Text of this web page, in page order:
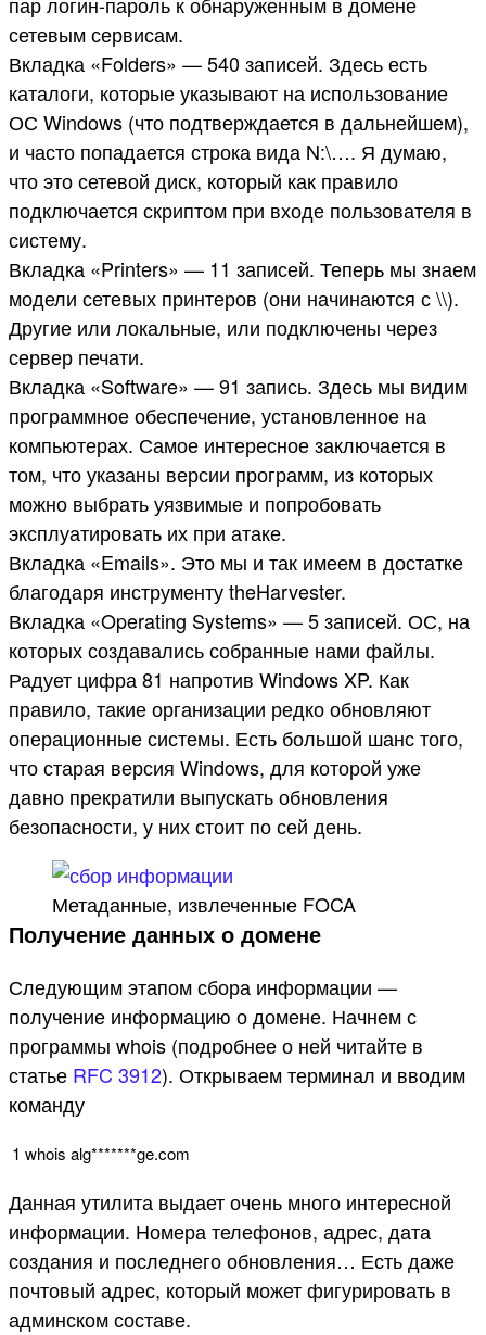
сетевым сервисам.
Вкладка «Folders» — 540 записей. Здесь есть
каталоги, которые указывают на использование
ОС Windows (что подтверждается в дальнейшем),
и часто попадается строка вида N:\…. Я думаю,
что это сетевой диск, который как правило
подключается скриптом при входе пользователя в
систему.
Вкладка «Printers» — 11 записей. Теперь мы знаем
модели сетевых принтеров (они начинаются с \\).
Другие или локальные, или подключены через
сервер печати.
Вкладка «Software» — 91 запись. Здесь мы видим
программное обеспечение, установленное на
компьютерах. Самое интересное заключается в
том, что указаны версии программ, из которых
можно выбрать уязвимые и попробовать
эксплуатировать их при атаке.
Вкладка «Emails». Это мы и так имеем в достатке
благодаря инструменту theHarvester.
Вкладка «Operating Systems» — 5 записей. ОС, на
которых создавались собранные нами файлы.
Радует цифра 81 напротив Windows XP. Как
правило, такие организации редко обновляют
операционные системы. Есть большой шанс того,
что старая версия Windows, для которой уже
давно прекратили выпускать обновления
безопасности, у них стоит по сей день.
Метаданные, извлеченные FOCA
Получение данных о домене
Следующим этапом сбора информации —
получение информацию о домене. Начнем с
программы whois (подробнее о ней читайте в
статье RFC 3912). Открываем терминал и вводим
команду
1 whois alg*******ge.com
Данная утилита выдает очень много интересной
информации. Номера телефонов, адрес, дата
создания и последнего обновления… Есть даже
почтовый адрес, который может фигурировать в
админском составе.